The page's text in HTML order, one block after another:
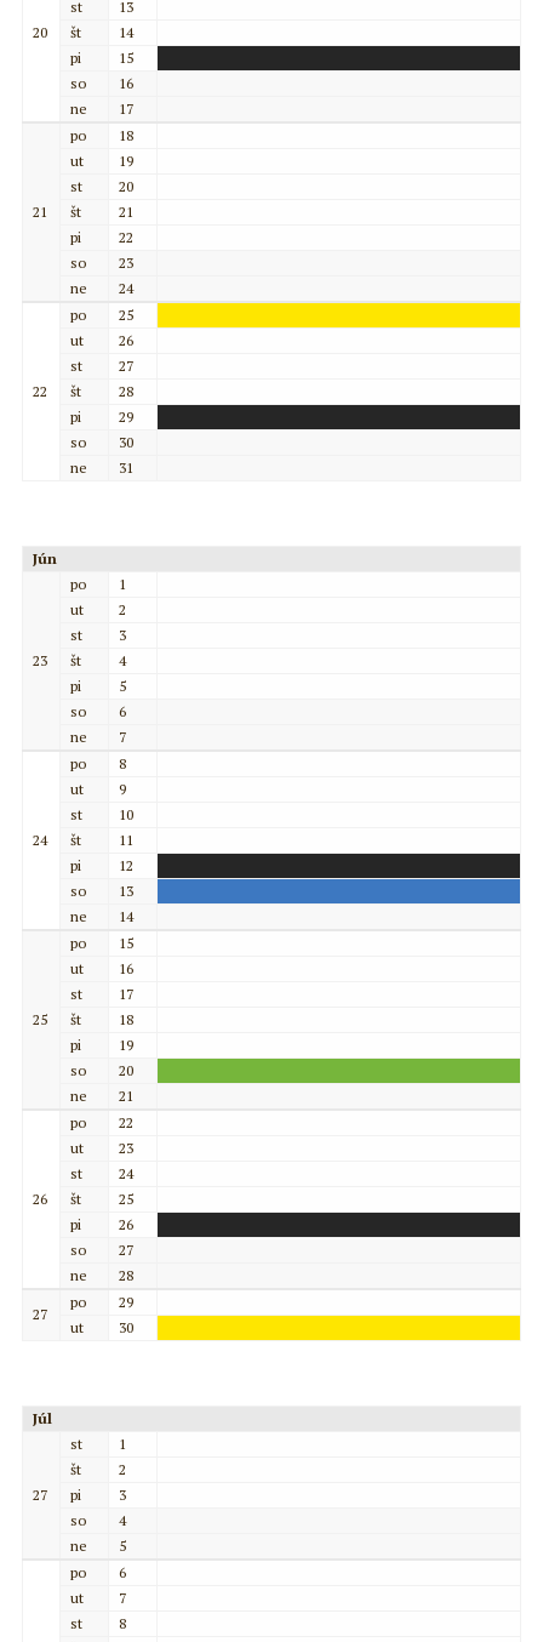
20
st
13
št
14
pi
15
so
16
ne
17
21
po
18
ut
19
st
20
št
21
pi
22
so
23
ne
24
22
po
25
ut
26
st
27
št
28
pi
29
so
30
ne
31
Jún
23
po
1
ut
2
st
3
št
4
pi
5
so
6
ne
7
24
po
8
ut
9
st
10
št
11
pi
12
so
13
ne
14
25
po
15
ut
16
st
17
št
18
pi
19
so
20
ne
21
26
po
22
ut
23
st
24
št
25
pi
26
so
27
ne
28
27
po
29
ut
30
Júl
27
st
1
št
2
pi
3
so
4
ne
5
po
6
ut
7
st
8